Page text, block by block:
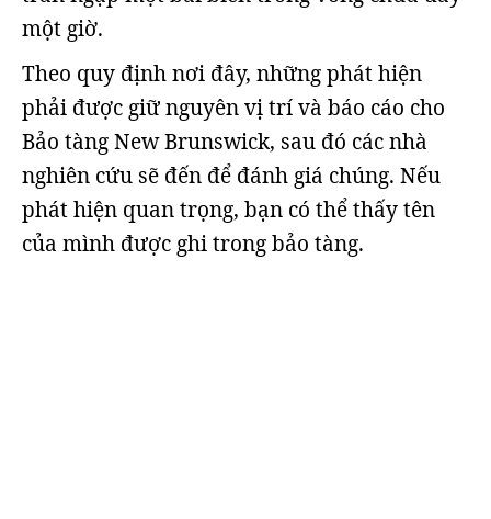
một giờ.
Theo quy định nơi đây, những phát hiện
phải được giữ nguyên vị trí và báo cáo cho
Bảo tàng New Brunswick, sau đó các nhà
nghiên cứu sẽ đến để đánh giá chúng. Nếu
phát hiện quan trọng, bạn có thể thấy tên
của mình được ghi trong bảo tàng.